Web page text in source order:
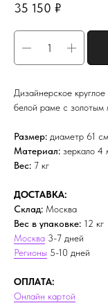
35 150 ₽
Дизайнерское
белой раме с золотым
Размер: диаметр 61
Материал: зеркало
Вес: 7 кг
ДОСТАВКА:
Склад: Москва
Вес в упаковке: 12 кг
Москва 3-7 дней
Регионы 5-10 дней
ОПЛАТА:
Онлайн картой